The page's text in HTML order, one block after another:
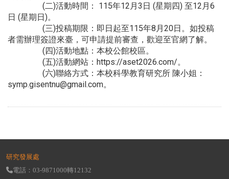
(二)活動時間： 115年12月3日 (星期四) 至12月6
日 (星期日)。
(三)投稿期限：即日起至115年8月20日。如投稿
者需辦理簽證來臺，可申請提前審查，歡迎至官網了解。
(四)活動地點：本校公館校區。
(五)活動網站：https://aset2026.com/。
(六)聯絡方式：本校科學教育研究所 陳小姐：
symp.gisentnu@gmail.com。
研究發展處
電話：03-9871000轉12132